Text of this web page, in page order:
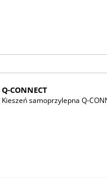
Q-CONNECT
Kieszeń samoprzylepna Q-